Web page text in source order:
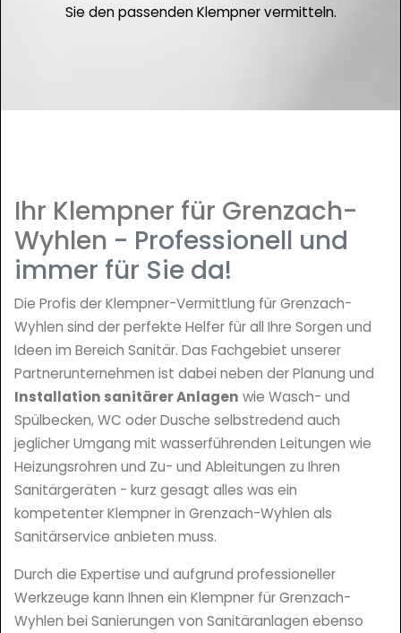
Sie den passenden Klempner vermitteln.
Ihr Klempner für Grenzach-
Wyhlen - Professionell und
immer für Sie da!
Die Profis der Klempner-Vermittlung für Grenzach-
Wyhlen sind der perfekte Helfer für all Ihre Sorgen und
Ideen im Bereich Sanitär. Das Fachgebiet unserer
Partnerunternehmen ist dabei neben der Planung und
Installation sanitärer Anlagen wie Wasch- und
Spülbecken, WC oder Dusche selbstredend auch
jeglicher Umgang mit wasserführenden Leitungen wie
Heizungsrohren und Zu- und Ableitungen zu Ihren
Sanitärgeräten - kurz gesagt alles was ein
kompetenter Klempner in Grenzach-Wyhlen als
Sanitärservice anbieten muss.
Durch die Expertise und aufgrund professioneller
Werkzeuge kann Ihnen ein Klempner für Grenzach-
Wyhlen bei Sanierungen von Sanitäranlagen ebenso